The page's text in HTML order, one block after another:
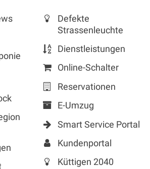
Defekte
Strassenleuchte
Dienstleistungen
Online-Schalter
Reservationen
E-Umzug
Smart Service Portal
Kundenportal
Küttigen 2040